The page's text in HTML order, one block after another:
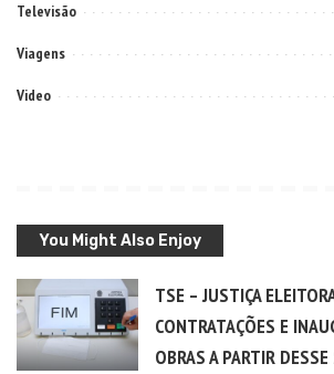
Televisão
Viagens
Video
You Might Also Enjoy
TSE – JUSTIÇA
CONTRATAÇÕES E
OBRAS A PARTIR